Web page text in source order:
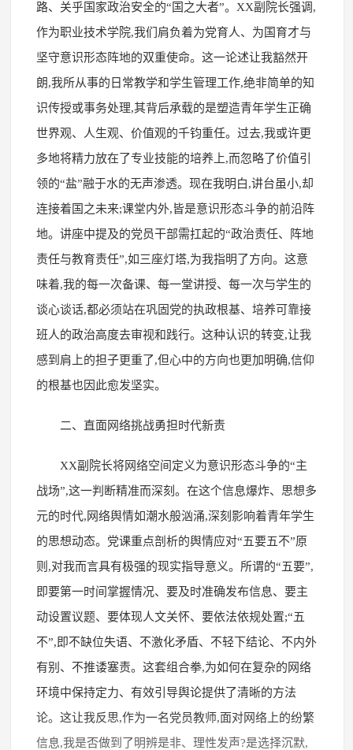
路、关乎国家政治安全的“国之大者”。XX副院长强调,
作为职业技术学院,我们肩负着为党育人、为国育才与
坚守意识形态阵地的双重使命。这一论述让我豁然开
朗,我所从事的日常教学和学生管理工作,绝非简单的知
识传授或事务处理,其背后承载的是塑造青年学生正确
世界观、人生观、价值观的千钧重任。过去,我或许更
多地将精力放在了专业技能的培养上,而忽略了价值引
领的“盐”融于水的无声渗透。现在我明白,讲台虽小,却
连接着国之未来;课堂内外,皆是意识形态斗争的前沿阵
地。讲座中提及的党员干部需扛起的“政治责任、阵地
责任与教育责任”,如三座灯塔,为我指明了方向。这意
味着,我的每一次备课、每一堂讲授、每一次与学生的
谈心谈话,都必须站在巩固党的执政根基、培养可靠接
班人的政治高度去审视和践行。这种认识的转变,让我
感到肩上的担子更重了,但心中的方向也更加明确,信仰
的根基也因此愈发坚实。
二、直面网络挑战勇担时代新责
XX副院长将网络空间定义为意识形态斗争的“主
战场”,这一判断精准而深刻。在这个信息爆炸、思想多
元的时代,网络舆情如潮水般汹涌,深刻影响着青年学生
的思想动态。党课重点剖析的舆情应对“五要五不”原
则,对我而言具有极强的现实指导意义。所谓的“五要”,
即要第一时间掌握情况、要及时准确发布信息、要主
动设置议题、要体现人文关怀、要依法依规处置;“五
不”,即不缺位失语、不激化矛盾、不轻下结论、不内外
有别、不推诿塞责。这套组合拳,为如何在复杂的网络
环境中保持定力、有效引导舆论提供了清晰的方法
论。这让我反思,作为一名党员教师,面对网络上的纷繁
信息,我是否做到了明辨是非、理性发声?是选择沉默,